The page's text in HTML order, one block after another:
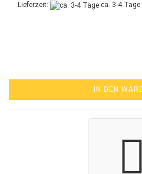
Lieferzeit: ca. 3-4 Tage
IN DEN